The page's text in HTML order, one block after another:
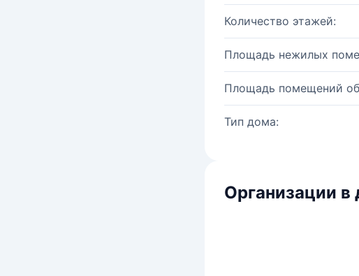
Количество этажей:
Площадь нежилых
Площадь помещений
Тип дома:
Организации в